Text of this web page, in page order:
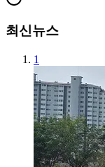
최신뉴스
1